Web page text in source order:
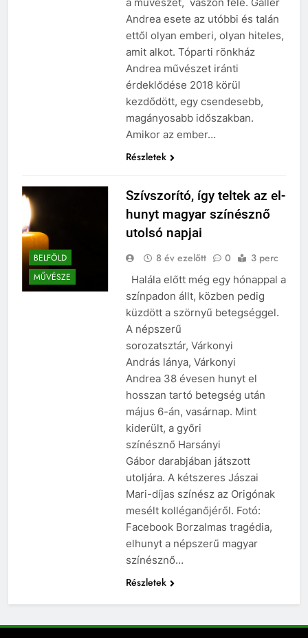
Andrea esete az utóbbi és talán
ettől olyan emberi, olyan hiteles,
amit alkot. Tóparti rönkház
Andrea művészet iránti
érdeklődése 2018 körül
kezdődött, egy csendesebb,
magányosabb időszakban.
Amikor az ember…
Részletek
BELFÖLD
MŰVÉSZE
Szív­szo­rító, így tel­tek az el­
hunyt ma­gyar szí­nésznő
utolsó nap­jai
8 év ezelőtt 0 3 perc
Ha­lála előtt még egy hó­nap­pal a
szín­pa­don állt, köz­ben pedig
küz­dött a ször­nyű be­teg­ség­gel.
A népszerű
sorozatsztár, Várkonyi
András lánya, Várkonyi
Andrea 38 évesen hunyt el
hosszan tartó betegség után
május 6-án, vasárnap. Mint
kiderült, a győri
színésznő Harsányi
Gábor darabjában játszott
utoljára. A kétszeres Jászai
Mari-díjas színész az Origónak
mesélt kolléganőjéről. Fotó:
Facebook Borzalmas tragédia,
elhunyt a népszerű magyar
színésznő…
Részletek